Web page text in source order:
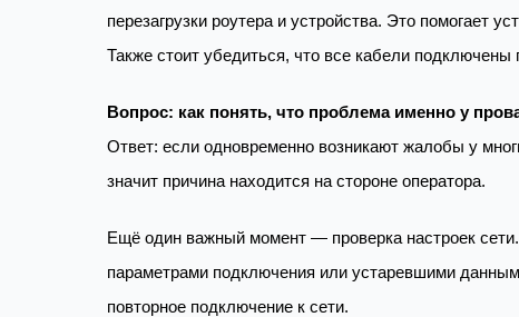
перезагрузки роутера и устройства. Это помогает
Также стоит убедиться, что все кабели
Вопрос: как понять, что проблема именно у
Ответ: если одновременно возникают жалобы у
значит причина находится на стороне оператора.
Ещё один важный момент — проверка настроек
параметрами подключения или устаревшими
повторное подключение к сети.